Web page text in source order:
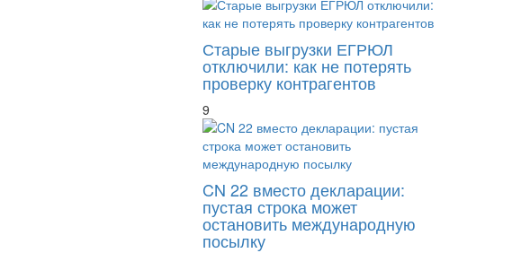
Старые выгрузки ЕГРЮЛ
отключили: как не потерять
проверку контрагентов
9
CN 22 вместо декларации:
пустая строка может
остановить международную
посылку